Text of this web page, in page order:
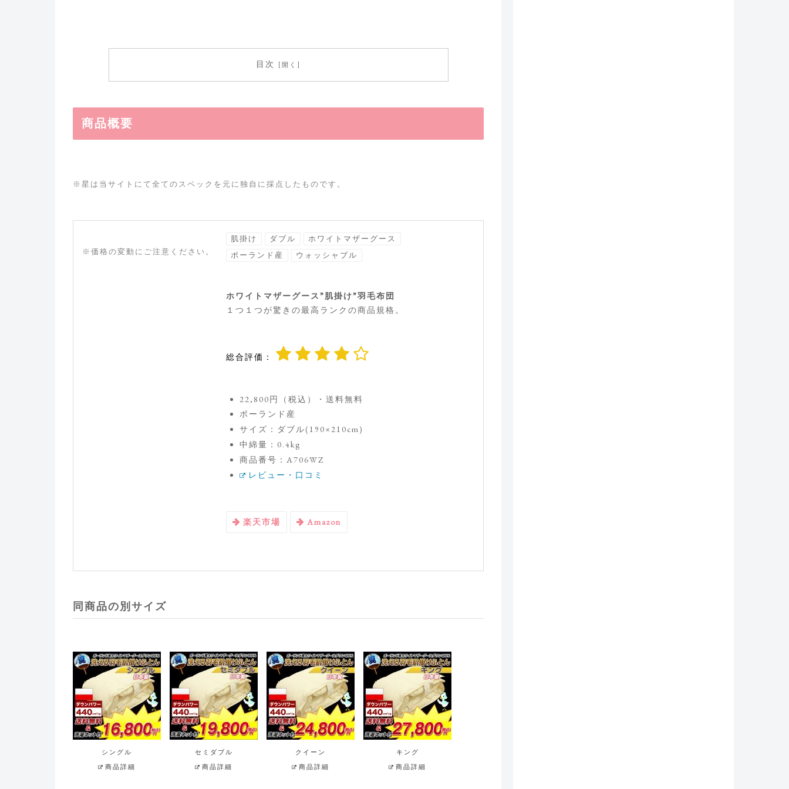
目次
商品概要
※星は当サイトにて全てのスペックを元に独自に採点したものです。
※価格の変動にご注意ください。
肌掛け ダブル
ホワイトマザーグース
ポーランド産
ウォッシャブル
ホワイトマザーグース”肌掛け”羽毛布団
１つ１つが驚きの最高ランクの商品規格。
総合評価：
22,800円（税込）・送料無料
ポーランド産
サイズ：ダブル(190×210cm)
中綿量：0.4kg
商品番号：A706WZ
レビュー・口コミ
楽天市場 Amazon
同商品の別サイズ
シングル
商品詳細
セミダブル
商品詳細
クイーン
商品詳細
キング
商品詳細